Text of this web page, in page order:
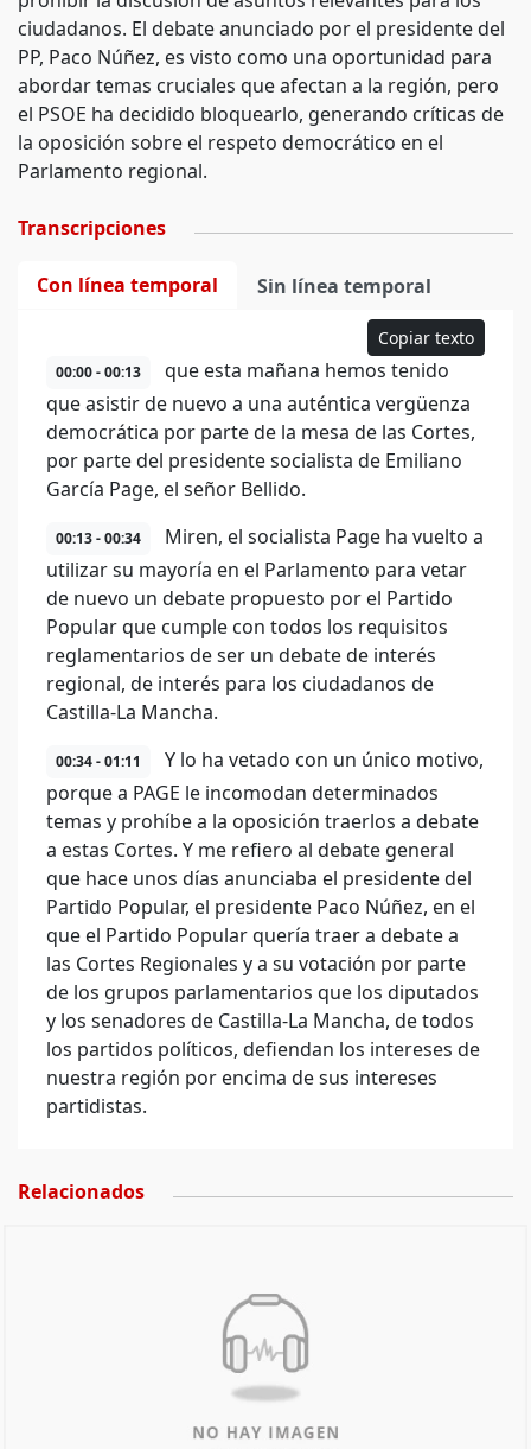
ciudadanos. El debate anunciado por el presidente del
PP, Paco Núñez, es visto como una oportunidad para
abordar temas cruciales que afectan a la región, pero
el PSOE ha decidido bloquearlo, generando críticas de
la oposición sobre el respeto democrático en el
Parlamento regional.
Transcripciones
Con línea temporal Sin línea temporal
Copiar texto
00:00 - 00:13
que esta mañana hemos tenido
que asistir de nuevo a una auténtica vergüenza
democrática por parte de la mesa de las Cortes,
por parte del presidente socialista de Emiliano
García Page, el señor Bellido.
00:13 - 00:34
Miren, el socialista Page ha vuelto a
utilizar su mayoría en el Parlamento para vetar
de nuevo un debate propuesto por el Partido
Popular que cumple con todos los requisitos
reglamentarios de ser un debate de interés
regional, de interés para los ciudadanos de
Castilla-La Mancha.
00:34 - 01:11
Y lo ha vetado con un único motivo,
porque a PAGE le incomodan determinados
temas y prohíbe a la oposición traerlos a debate
a estas Cortes. Y me refiero al debate general
que hace unos días anunciaba el presidente del
Partido Popular, el presidente Paco Núñez, en el
que el Partido Popular quería traer a debate a
las Cortes Regionales y a su votación por parte
de los grupos parlamentarios que los diputados
y los senadores de Castilla-La Mancha, de todos
los partidos políticos, defiendan los intereses de
nuestra región por encima de sus intereses
partidistas.
Relacionados